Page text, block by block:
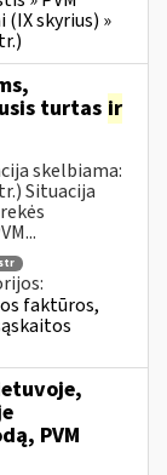
skyrius) »
turtas ir
skelbiama:
Situacija
faktūros,
PVM